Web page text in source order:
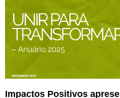
Impactos Positivos